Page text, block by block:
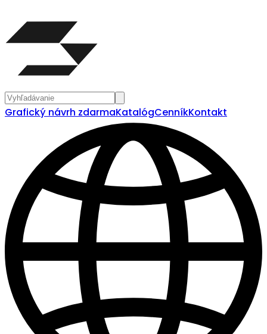
Grafický návrh zdarmaKatalógCenníkKontakt